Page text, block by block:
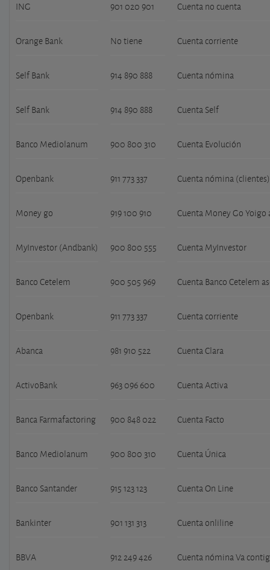
ING 901 020 901 Cuenta no cuenta
Orange Bank No tiene Cuenta corriente
Self Bank 914 890 888 Cuenta nómina
Self Bank 914 890 888 Cuenta Self
Banco Mediolanum 900 800 310 Cuenta Evolución
Openbank 911 773 337 Cuenta nómina (clientes)
Money go 919 100 910 Cuenta Money Go
MyInvestor (Andbank) 900 800 555 Cuenta MyInvestor
Banco Cetelem 900 505 969 Cuenta Banco Cetelem
Openbank 911 773 337 Cuenta corriente
Abanca 981 910 522 Cuenta Clara
ActivoBank 963 096 600 Cuenta Activa
Banca Farmafactoring 900 848 022 Cuenta Facto
Banco Mediolanum 900 800 310 Cuenta Única
Banco Santander 915 123 123 Cuenta On Line
Bankinter 901 131 313 Cuenta onliline
BBVA 912 249 426 Cuenta nómina Va